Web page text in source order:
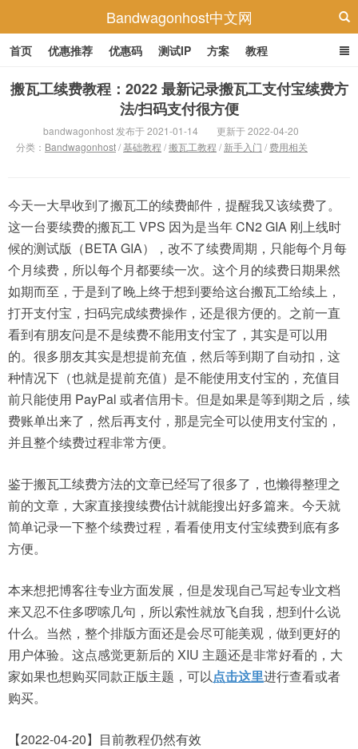
Bandwagonhost中文网
首页 优惠推荐 优惠码 测试IP 方案 教程
搬瓦工续费教程：2022 最新记录搬瓦工支付宝续费方
法/扫码支付很方便
bandwagonhost 发布于 2021-01-14
更新于 2022-04-20
分类： Bandwagonhost/基础教程 /搬瓦工教程 / 新手入门 / 费用相关
今天一大早收到了搬瓦工的续费邮件，提醒我又该续费了。
这一台要续费的搬瓦工 VPS 因为是当年 CN2 GIA 刚上线时
候的测试版（BETA GIA），改不了续费周期，只能每个月每
个月续费，所以每个月都要续一次。这个月的续费日期果然
如期而至，于是到了晚上终于想到要给这台搬瓦工给续上，
打开支付宝，扫码完成续费操作，还是很方便的。之前一直
看到有朋友问是不是续费不能用支付宝了，其实是可以用
的。很多朋友其实是想提前充值，然后等到期了自动扣，这
种情况下（也就是提前充值）是不能使用支付宝的，充值目
前只能使用 PayPal 或者信用卡。但是如果是等到期之后，续
费账单出来了，然后再支付，那是完全可以使用支付宝的，
并且整个续费过程非常方便。
鉴于搬瓦工续费方法的文章已经写了很多了，也懒得整理之
前的文章，大家直接搜续费估计就能搜出好多篇来。今天就
简单记录一下整个续费过程，看看使用支付宝续费到底有多
方便。
本来想把博客往专业方面发展，但是发现自己写起专业文档
来又忍不住多啰嗦几句，所以索性就放飞自我，想到什么说
什么。当然，整个排版方面还是会尽可能美观，做到更好的
用户体验。这点感觉更新后的 XIU 主题还是非常好看的，大
家如果也想购买同款正版主题，可以点击这里进行查看或者
购买。
【2022-04-20】目前教程仍然有效